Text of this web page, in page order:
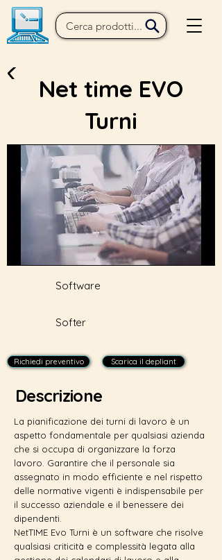
Net time EVO
Turni
Software
Softer
Richiedi preventivo Scarica il depliant
Descrizione
La pianificazione dei turni di lavoro è un
aspetto fondamentale per qualsiasi azienda
che si occupa di organizzare la forza
lavoro. Garantire che il personale sia
assegnato in modo efficiente e nel rispetto
delle normative vigenti è indispensabile per
il successo aziendale e il benessere dei
dipendenti.
NetTIME Evo Turni è un software che risolve
qualsiasi criticità e complessità legata alla